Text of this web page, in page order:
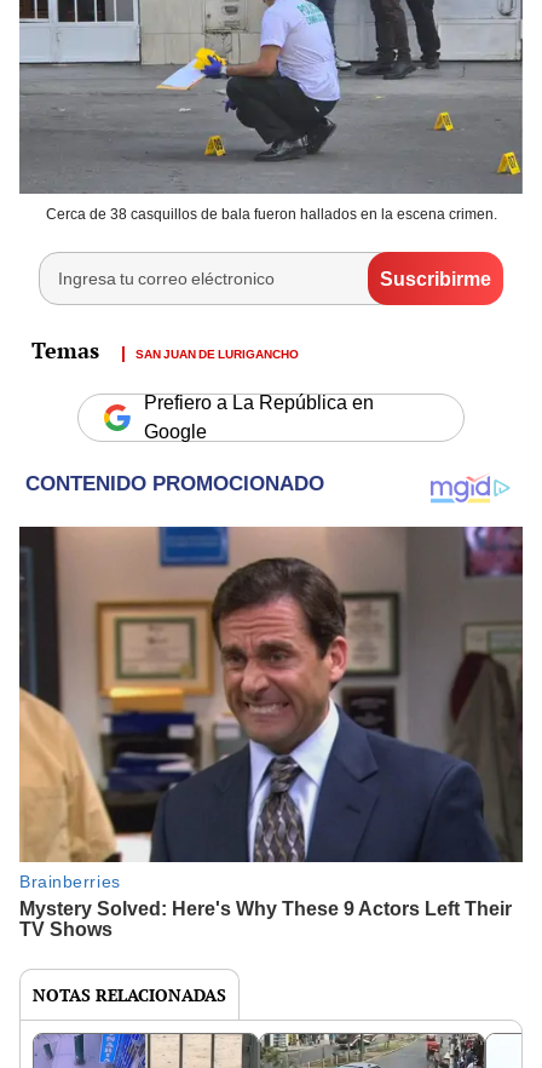
Cerca de 38 casquillos de bala fueron hallados en la escena crimen.
SAN JUAN DE LURIGANCHO
Prefiero a La República en
Google
NOTAS RELACIONADAS